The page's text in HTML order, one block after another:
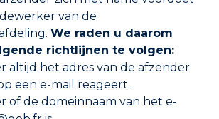
andere wijze afkanten om hetzelfde
Om de mannelijke kant volledig
te kunnen schuiven moet u het
en de afstand met vet krijt of een
het mannelijke deel van de leiding of
de onderdelen op te ruwen, het
verwijderen, schuurt u de aan elkaar
rondom met een draaiende
schuurpapier: gebruik van een vijl,
om te downloaden
fiche
van de
We raden u daarom
richtlijnen te volgen:
altijd het adres van de afzender
een e-mail reageert.
of de domeinnaam van het e-